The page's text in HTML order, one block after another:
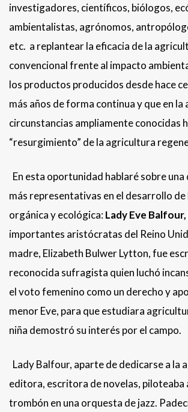
investigadores, científicos, biólogos,
ambientalistas, agrónomos,
etc. a replantear la eficacia de la
convencional frente al impacto
los productos producidos desde hace
más años de forma continua y que en
circunstancias ampliamente conocidas
“resurgimiento” de la agricultura
En esta oportunidad hablaré sobre una
más representativas en el desarrollo
orgánica y ecológica:Lady Eve Balfour,
importantes aristócratas del Reino
madre, Elizabeth Bulwer Lytton, fue
reconocida sufragista quien luchó
el voto femenino como un derecho y
menor Eve, para que estudiara
niña demostró su interés por el campo.
Lady Balfour, aparte de dedicarse a la
editora, escritora de novelas, piloteaba
trombón en una orquesta de jazz.